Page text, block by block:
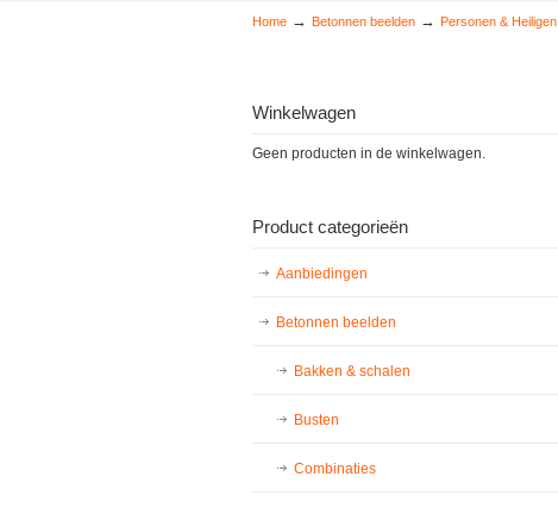
Home → Betonnen beelden → Personen & Heiligen
Winkelwagen
Geen producten in de winkelwagen.
Product categorieën
Aanbiedingen
Betonnen beelden
Bakken & schalen
Busten
Combinaties